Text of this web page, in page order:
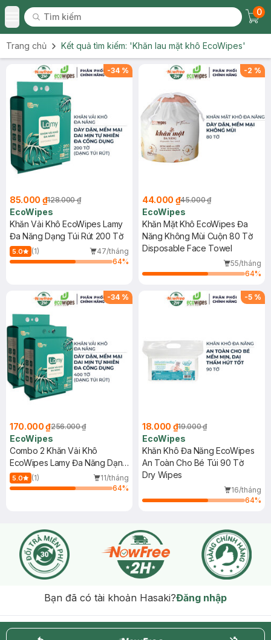
Toggle Menu
Tìm kiếm
Tìm kiếm
0
Trang chủ Kết quả tìm kiếm: 'Khăn lau mặt khô EcoWipes'
-34 %
85.000 ₫128.000 ₫
EcoWipes
Khăn Vải Khô EcoWipes Lamy
Đa Năng Dạng Túi Rút 200 Tờ
5.0 (1)
47/tháng
64%
-2 %
44.000 ₫45.000 ₫
EcoWipes
Khăn Mặt Khô EcoWipes Đa
Năng Không Mùi Cuộn 80 Tờ
Disposable Face Towel
55/tháng
64%
-34 %
170.000 ₫256.000 ₫
EcoWipes
Combo 2 Khăn Vải Khô
EcoWipes Lamy Đa Năng Dạng
Túi Rút 200 Tờ
5.0 (1)
11/tháng
64%
-5 %
18.000 ₫19.000 ₫
EcoWipes
Khăn Khô Đa Năng EcoWipes
An Toàn Cho Bé Túi 90 Tờ
Dry Wipes
16/tháng
64%
Bạn đã có tài khoản Hasaki?Đăng nhập